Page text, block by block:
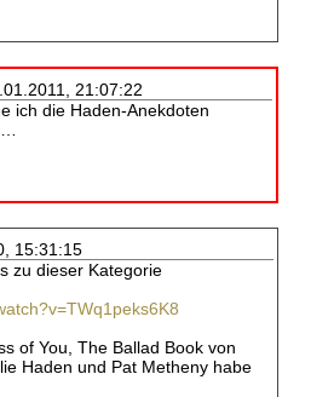
21:07:22
ich die Haden-Anekdoten
15:31:15
zu dieser Kategorie
of You, The Ballad Book von
Haden und Pat Metheny habe